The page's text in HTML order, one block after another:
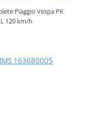
Piaggio Vespa PK
120 km/h
163680005